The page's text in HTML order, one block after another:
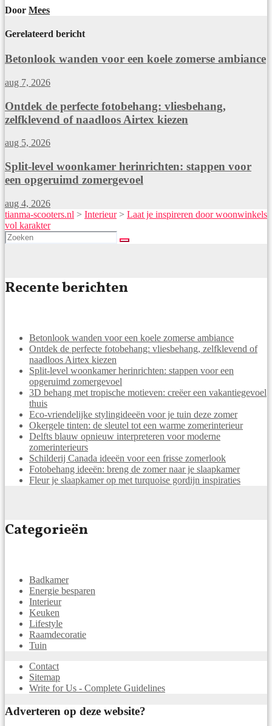
Door Mees
Gerelateerd bericht
Betonlook wanden voor een koele zomerse ambiance
aug 7, 2026
Ontdek de perfecte fotobehang: vliesbehang,
zelfklevend of naadloos Airtex kiezen
aug 5, 2026
Split-level woonkamer herinrichten: stappen voor
een opgeruimd zomergevoel
aug 4, 2026
tianma-scooters.nl > Interieur> Laat je inspireren door woonwinkels
vol karakter
Recente berichten
Betonlook wanden voor een koele zomerse ambiance
Ontdek de perfecte fotobehang: vliesbehang, zelfklevend of
naadloos Airtex kiezen
Split-level woonkamer herinrichten: stappen voor een
opgeruimd zomergevoel
3D behang met tropische motieven: creëer een vakantiegevoel
thuis
Eco-vriendelijke stylingideeën voor je tuin deze zomer
Okergele tinten: de sleutel tot een warme zomerinterieur
Delfts blauw opnieuw interpreteren voor moderne
zomerinterieurs
Schilderij Canada ideeën voor een frisse zomerlook
Fotobehang ideeën: breng de zomer naar je slaapkamer
Fleur je slaapkamer op met turquoise gordijn inspiraties
Categorieën
Badkamer
Energie besparen
Interieur
Keuken
Lifestyle
Raamdecoratie
Tuin
Contact
Sitemap
Write for Us - Complete Guidelines
Adverteren op deze website?